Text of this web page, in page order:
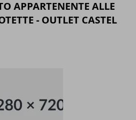
APPARTENENTE ALLE
- OUTLET CASTEL